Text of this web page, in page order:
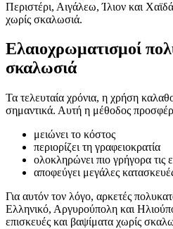
Περιστέρι, Αιγάλεω, Ίλιον και
χωρίς σκαλωσιά.
Ελαιοχρωματισμοί
σκαλωσιά
Τα τελευταία χρόνια, η χρήση
σημαντικά. Αυτή η μέθοδος
μειώνει το κόστος
περιορίζει τη γραφειοκρατία
ολοκληρώνει πιο γρήγορα τις
αποφεύγει μεγάλες
Για αυτόν τον λόγο, αρκετές
Ελληνικό, Αργυρούπολη και
επισκευές και βαψίματα χωρίς